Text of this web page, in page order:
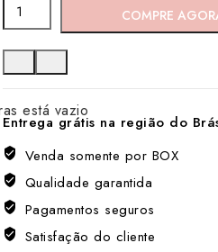
BASE
LÍQUIDA
LEVE
COM
EFETO
HIDRATANTE
E
BRILHO
AQUOSO
数
量
COMPRE
Entrega grátis na região do
Venda somente por BOX
Qualidade garantida
Pagamentos seguros
Satisfação do cliente